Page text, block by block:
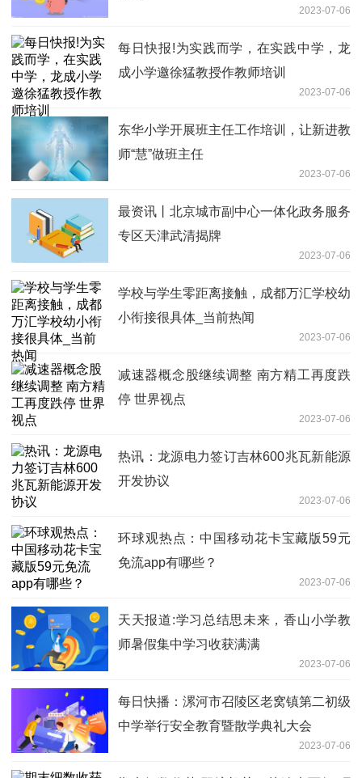
2023-07-06
每日快报!为实践而学，在实践中学，龙
成小学邀徐猛教授作教师培训
2023-07-06
东华小学开展班主任工作培训，让新进教
师“慧”做班主任
2023-07-06
最资讯丨北京城市副中心一体化政务服务
专区天津武清揭牌
2023-07-06
学校与学生零距离接触，成都万汇学校幼
小衔接很具体_当前热闻
2023-07-06
减速器概念股继续调整 南方精工再度跌
停 世界视点
2023-07-06
热讯：龙源电力签订吉林600兆瓦新能源
开发协议
2023-07-06
环球观热点：中国移动花卡宝藏版59元
免流app有哪些？
2023-07-06
天天报道:学习总结思未来，香山小学教
师暑假集中学习收获满满
2023-07-06
每日快播：漯河市召陵区老窝镇第二初级
中学举行安全教育暨散学典礼大会
2023-07-06